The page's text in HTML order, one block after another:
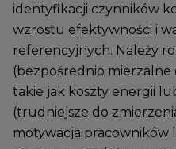
identyfikacji czynników
wzrostu efektywności i
referencyjnych. Należy
(bezpośrednio mierzalne
takie jak koszty energii
(trudniejsze do
motywacja